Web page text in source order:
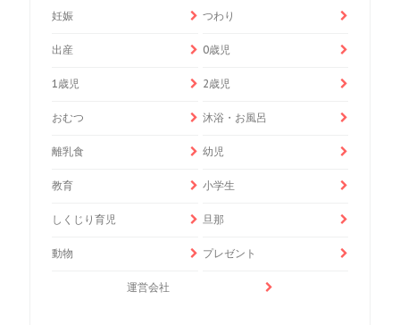
妊娠 つわり
出産 0歳児
1歳児 2歳児
おむつ 沐浴・お風呂
離乳食 幼児
教育 小学生
しくじり育児 旦那
動物 プレゼント
運営会社